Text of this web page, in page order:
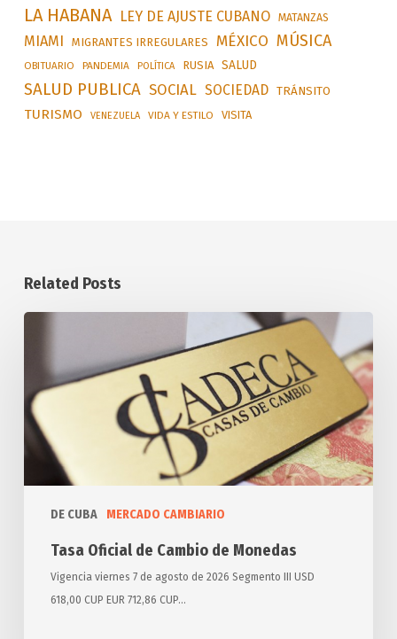
LA HABANA LEY DE AJUSTE CUBANO MATANZAS
MIAMI MIGRANTES IRREGULARES MÉXICO MÚSICA
OBITUARIO PANDEMIA POLÍTICA RUSIA SALUD
SALUD PUBLICA SOCIAL SOCIEDAD TRÁNSITO
TURISMO VENEZUELA VIDA Y ESTILO VISITA
Related Posts
DE CUBA MERCADO CAMBIARIO
Cambio
de
Monedas
Tasa Oficial de Cambio de Monedas
Vigencia viernes 7 de agosto de 2026 Segmento III USD
618,00 CUP EUR 712,86 CUP…